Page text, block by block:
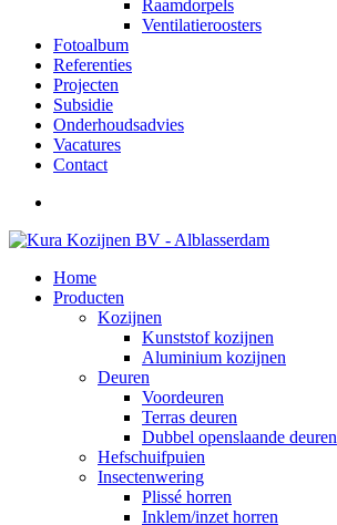
Raamdorpels
Ventilatieroosters
Fotoalbum
Referenties
Projecten
Subsidie
Onderhoudsadvies
Vacatures
Contact
Home
Producten
Kozijnen
Kunststof kozijnen
Aluminium kozijnen
Deuren
Voordeuren
Terras deuren
Dubbel openslaande deuren
Hefschuifpuien
Insectenwering
Plissé horren
Inklem/inzet horren